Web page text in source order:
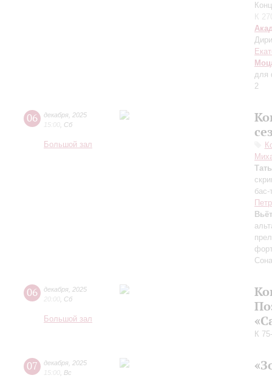
К
для
2
06 декабря 2025
15:00 Сб
Большой зал
06 декабря 2025
20:00 Сб
Большой зал
К
07 декабря 2025
15:00 Вс